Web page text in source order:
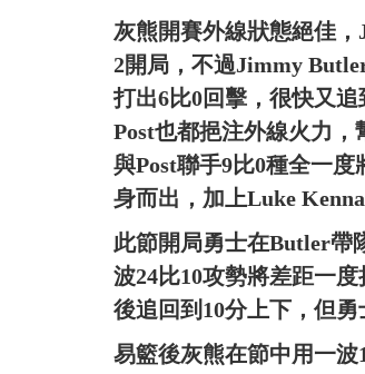
灰熊開賽外線狀態絕佳
2開局，不過Jimmy
打出6比0回擊，很快又
Post也都挹注外線火力
與Post聯手9比0種全一度
身而出，加上Luke
此節開局勇士在Butler帶
波24比10攻勢將差距一
後追回到10分上下，但勇
易籃後灰熊在節中用一